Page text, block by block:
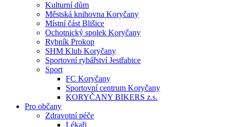
Kulturní dům
Městská knihovna Koryčany
Místní část Blišice
Ochotnický spolek Koryčany
Rybník Prokop
SHM Klub Koryčany
Sportovní rybářství Jestřabice
Sport
FC Koryčany
Sportovní centrum Koryčany
KORYČANY BIKERS z.s.
Pro občany
Zdravotní péče
Lékaři